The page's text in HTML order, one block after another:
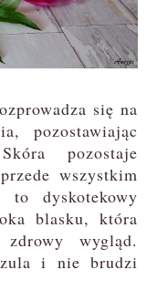
się na
pozostawiając
pozostaje
wszystkim
to dyskotekowy
blasku, która
wygląd.
i nie brudzi